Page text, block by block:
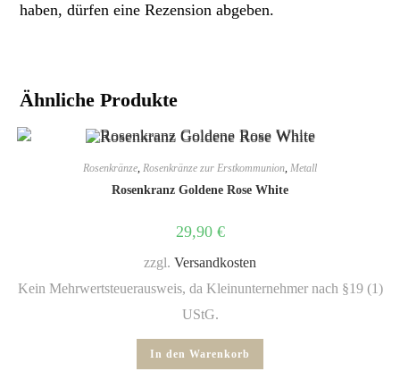
haben, dürfen eine Rezension abgeben.
Ähnliche Produkte
Rosenkränze, Rosenkränze zur Erstkommunion, Metall
Rosenkranz Goldene Rose White
29,90 €
zzgl. Versandkosten
Kein Mehrwertsteuerausweis, da Kleinunternehmer nach §19 (1)
UStG.
In den Warenkorb